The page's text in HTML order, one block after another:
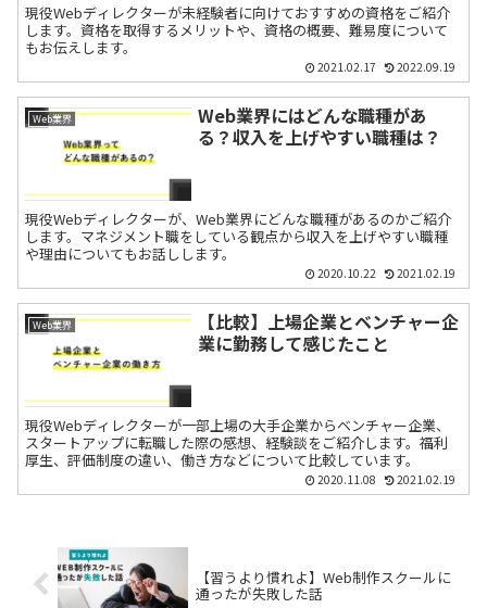
現役Webディレクターが未経験者に向けておすすめの資格をご紹介
します。資格を取得するメリットや、資格の概要、難易度について
もお伝えします。
2021.02.17 2022.09.19
Web業界
Web業界にはどんな職種があ
る？収入を上げやすい職種は？
現役Webディレクターが、Web業界にどんな職種があるのかご紹介
します。マネジメント職をしている観点から収入を上げやすい職種
や理由についてもお話しします。
2020.10.22 2021.02.19
Web業界
【比較】上場企業とベンチャー企
業に勤務して感じたこと
現役Webディレクターが一部上場の大手企業からベンチャー企業、
スタートアップに転職した際の感想、経験談をご紹介します。福利
厚生、評価制度の違い、働き方などについて比較しています。
2020.11.08 2021.02.19
【習うより慣れよ】Web制作スクールに
通ったが失敗した話